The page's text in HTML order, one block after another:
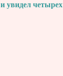
увидел